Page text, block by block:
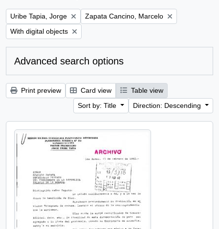
Remove filter:
Uribe Tapia, Jorge Remove filter:
Zapata Cancino, Marcelo
Remove filter:
With digital objects
Advanced search options
Print preview Card view
Table view
Sort by: Title
Direction: Descending